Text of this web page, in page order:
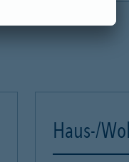
Haus-/